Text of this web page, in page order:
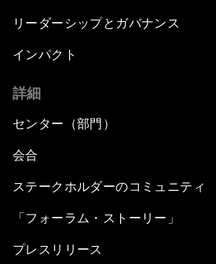
リーダーシップとガバナンス
インパクト
詳細
センター（部門）
会合
ステークホルダーのコミュニティ
「フォーラム・ストーリー」
プレスリリース